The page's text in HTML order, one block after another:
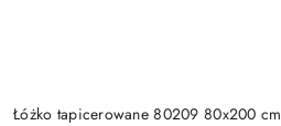
Łóżko tapicerowane 80209 80x200 cm